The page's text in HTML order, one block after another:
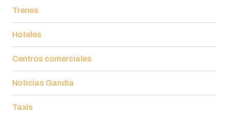
Trenes
Hoteles
Centros comerciales
Noticias Gandia
Taxis